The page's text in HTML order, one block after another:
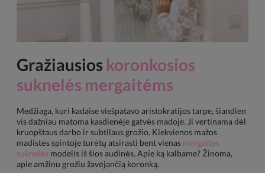
Gražiausios koronkosios
suknelės mergaitėms
Medžiaga, kuri kadaise viešpatavo aristokratijos tarpe, šiandien
vis dažniau matoma kasdienėje gatvės madoje. Ji vertinama dėl
kruopštaus darbo ir subtilaus grožio. Kiekvienos mažos
madistės spintoje turėtų atsirasti bent vienas mergaitės
suknelės modelis iš šios audinės. Apie ką kalbame? Žinoma,
apie amžinu grožiu žavėjančią koronką.